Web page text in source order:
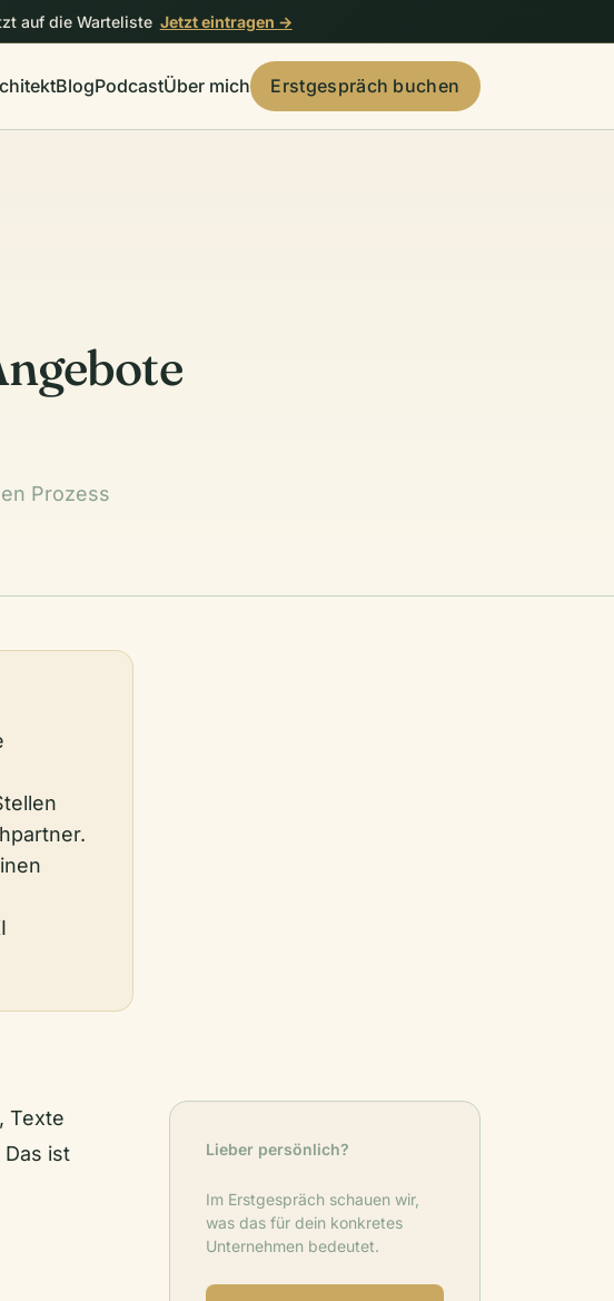
auf die Warteliste Jetzt eintragen →
BlogPodcastÜber mich Erstgespräch buchen
Prozess
Texte
ist
Lieber persönlich?
Im Erstgespräch schauen wir,
was das für dein konkretes
Unternehmen bedeutet.